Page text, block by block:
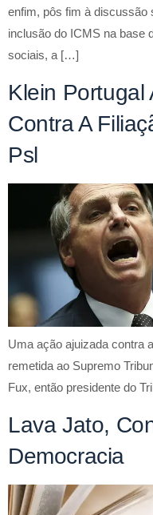
enfim, pôs fim à discussão
inclusão do ICMS na base
sociais, a […]
Klein Portugal
Contra A
Psl
Uma ação ajuizada contra
remetida ao Supremo
Fux, então presidente do
Lava Jato,
Democracia